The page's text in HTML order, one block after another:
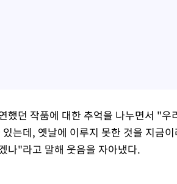
했던 작품에 대한 추억을 나누면서 "
는데, 옛날에 이루지 못한 것을 지금
나"라고 말해 웃음을 자아냈다.